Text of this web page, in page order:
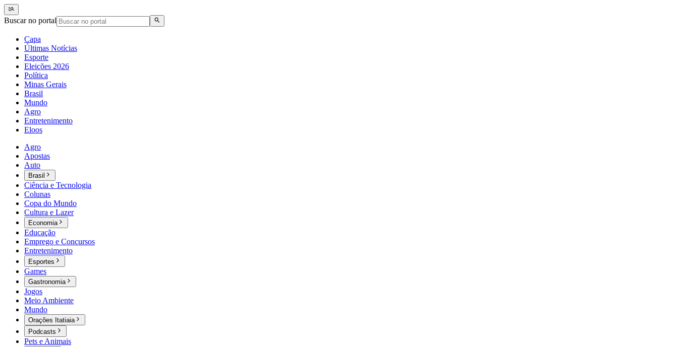
Buscar no portal
Capa
Últimas Notícias
Esporte
Eleições 2026
Política
Minas Gerais
Brasil
Mundo
Agro
Entretenimento
Eloos
Agro
Apostas
Auto
Brasil
Ciência e Tecnologia
Colunas
Copa do Mundo
Cultura e Lazer
Economia
Educação
Emprego e Concursos
Entretenimento
Esportes
Games
Gastronomia
Jogos
Meio Ambiente
Mundo
Orações Itatiaia
Podcasts
Pets e Animais